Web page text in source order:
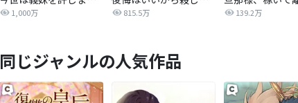
1,000万 815.5万 139.2万
同じジャンルの人気作品